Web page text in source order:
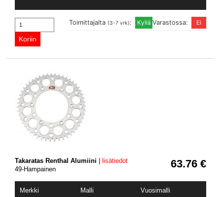
Varastossa:
Toimittajalta (3-7 vrk):
63.76 €
Takaratas Renthal Alumiini
lisätiedot
49-Hampainen
Merkki Malli
Vuosimalli